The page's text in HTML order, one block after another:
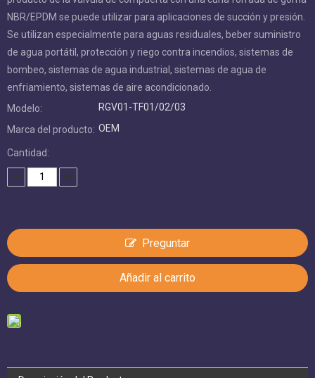
beber suministro de agua portátil, protección y riego contra
incendios, sistemas de bombeo, sistemas de agua industrial,
sistemas de agua de enfriamiento, sistemas de aire
acondicionado.
Modelo:
RGV01-TF01/02/03
Marca del producto: OEM
Cantidad:
Añadir al carrito